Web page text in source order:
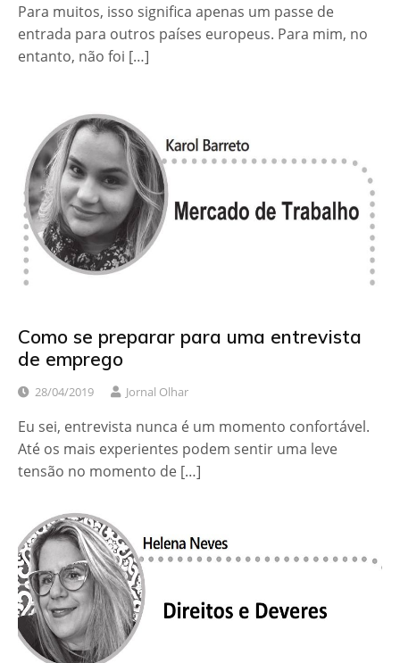
Para muitos, isso significa apenas um passe de
entrada para outros países europeus. Para mim, no
entanto, não foi […]
Como se preparar para uma entrevista
de emprego
28/04/2019 Jornal Olhar
Eu sei, entrevista nunca é um momento confortável.
Até os mais experientes podem sentir uma leve
tensão no momento de […]